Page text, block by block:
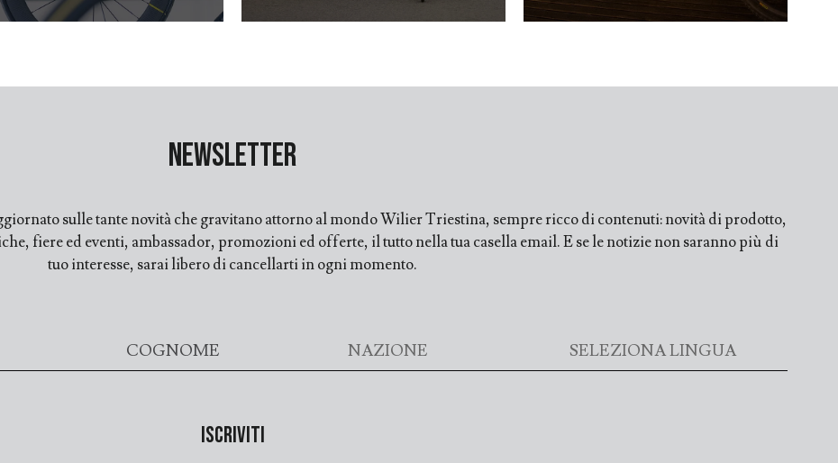
Newsletter
sulle tante novità che gravitano attorno al mondo Wilier Triestina, sempre ricco di contenuti: novità di prodotto,
fiere ed eventi, ambassador, promozioni ed offerte, il tutto nella tua casella email. E se le notizie non saranno più di
tuo interesse, sarai libero di cancellarti in ogni momento.